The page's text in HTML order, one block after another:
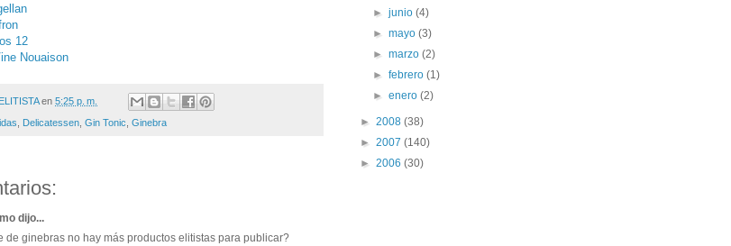
12
Nouaison
ELITISTA en 5:25 p. m.
Delicatessen Gin Tonic Ginebra
dijo...
de ginebras no hay más productos elitistas para publicar?
►junio(4)
►mayo(3)
►marzo(2)
►febrero(1)
►enero(2)
► 2008 (38)
► 2007 (140)
► 2006 (30)